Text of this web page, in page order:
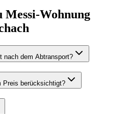
Messi-Wohnung
nach dem Abtransport?
Preis berücksichtigt?